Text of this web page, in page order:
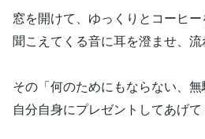
窓を開けて、ゆっくりとコーヒー
聞こえてくる音に耳を澄ませ、流
その「何のためにもならない、
自分自身にプレゼントしてあげて